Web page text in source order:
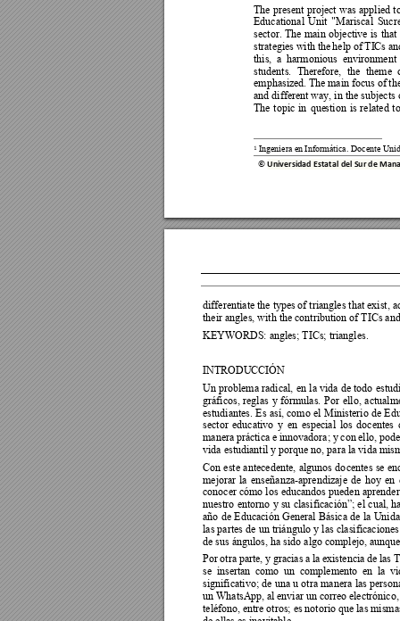
© Universidad Estatal del Sur de M
The present project was applied
Educational Unit "Mariscal
sector. The main objective is that
strategies with the help ofTICs
this,  a harmonious
students. Therefore, the theme
emphasized. The main focus of
and different way, in the
The topic in question is related
1 Ingeniera en Informática. Docente
differentiate the types of triangles that exist,
their angles, with the contribution of TICs
KEYWORDS: angles; TICs; triangles.
INTRODUCCIÓN
Un problema radical, en la vida de todo
gráficos, reglas y fórmulas. Por ello,
estudiantes. Es así, como el Ministerio de
sector educativo y en especial los docentes
manera práctica e innovadora; ycon ello, pode
vida estudiantil y porque no, para la vida
Con este antecedente, algunos docentes se
mejorar la enseñanza-aprendizaje de hoy en
conocer cómo los educandos pueden ap
nuestro entorno y su clasificación”; el cual,
año de Educación General Básica de la
las partes de un triángulo y las
de sus ángulos, ha sido algo complejo,
Por otra parte, y gracias a la existencia de las
se insertan como un complemento en la
significativo; de una u otra manera las
un WhatsApp, al enviar un correo
teléfono, entre otros; es notorio que las